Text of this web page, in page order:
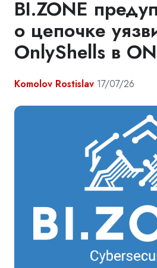
BI.ZONE
о цепочке
OnlyShells в
Komolov Rostislav 17/07/26